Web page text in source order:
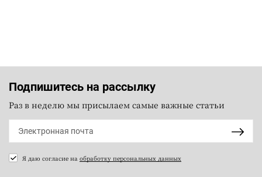
Подпишитесь на рассылку
Раз в неделю мы присылаем самые важные статьи
Я даю согласие на обработку персональных данных